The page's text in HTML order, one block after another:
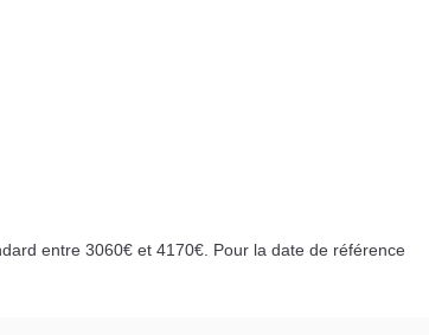
entre 3060€ et 4170€. Pour la date de référence